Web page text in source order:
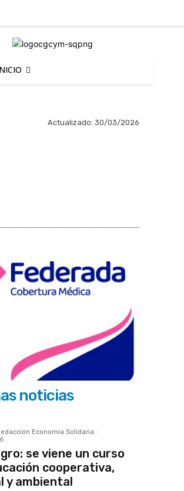
Actualizado: 30/03/2026
noticias
Economía Solidaria -
se viene un curso
cooperativa,
y ambiental